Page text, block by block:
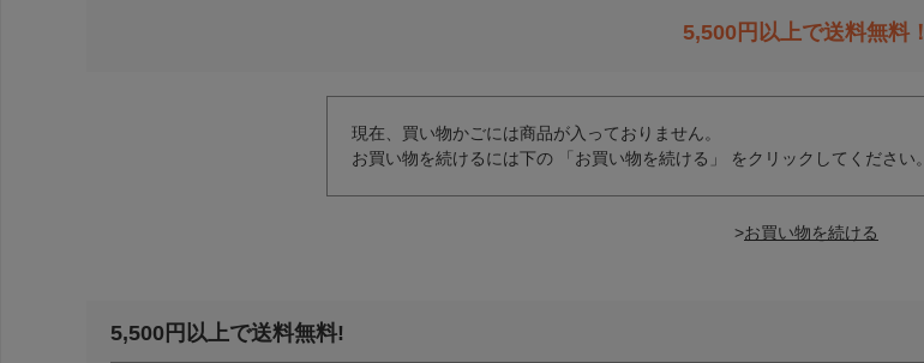
5,500 円以上で送料無料！
現在、買い物かごには商品が入っておりません。
お買い物を続けるには下の 「お買い物を続ける」 をクリックしてください。
>
5,500円以上で送料無料!